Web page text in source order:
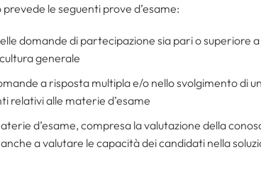
le seguenti prove d’esame:
domande di partecipazione sia pari o superiore
generale
a risposta multipla e/o nello svolgimento di
relativi alle materie d’esame
d’esame, compresa la valutazione della
a valutare le capacità dei candidati nella